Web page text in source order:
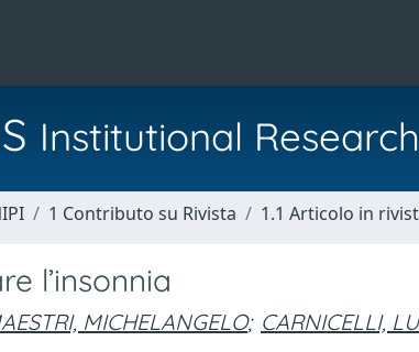
Institutional
1 Contributo su Rivista 1.1 Articolo in
l’insonnia
MICHELANGELO; CARNICELLI,